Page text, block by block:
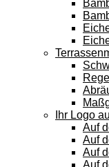
Ihr Logo
Auf
Auf
Auf
Auf